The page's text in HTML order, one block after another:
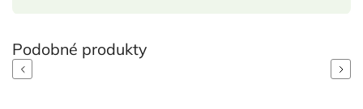
Previous Next